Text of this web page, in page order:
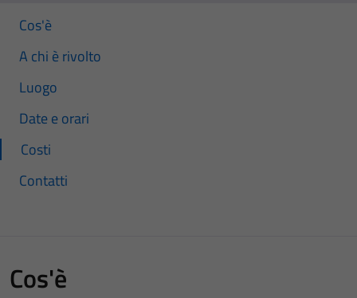
Cos'è
A chi è rivolto
Luogo
Date e orari
Costi
Contatti
Cos'è